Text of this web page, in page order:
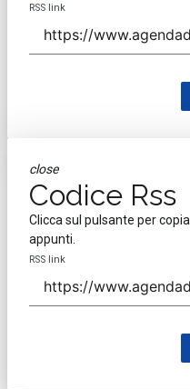
RSS link
close
Codice Rss
Clicca sul pulsante per
appunti.
RSS link